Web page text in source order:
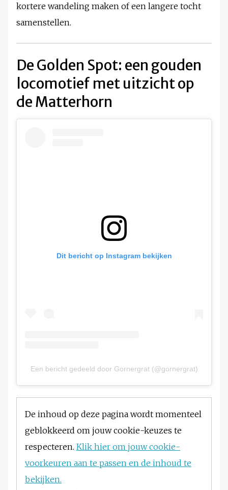
kortere wandeling maken of een langere tocht
samenstellen.
De Golden Spot: een gouden
locomotief met uitzicht op
de Matterhorn
Dit bericht op Instagram bekijken
Een bericht gedeeld door Gornergrat (@gornergrat)
De inhoud op deze pagina wordt momenteel
geblokkeerd om jouw cookie-keuzes te
respecteren. Klik hier om jouw cookie-
voorkeuren aan te passen en de inhoud te
bekijken.